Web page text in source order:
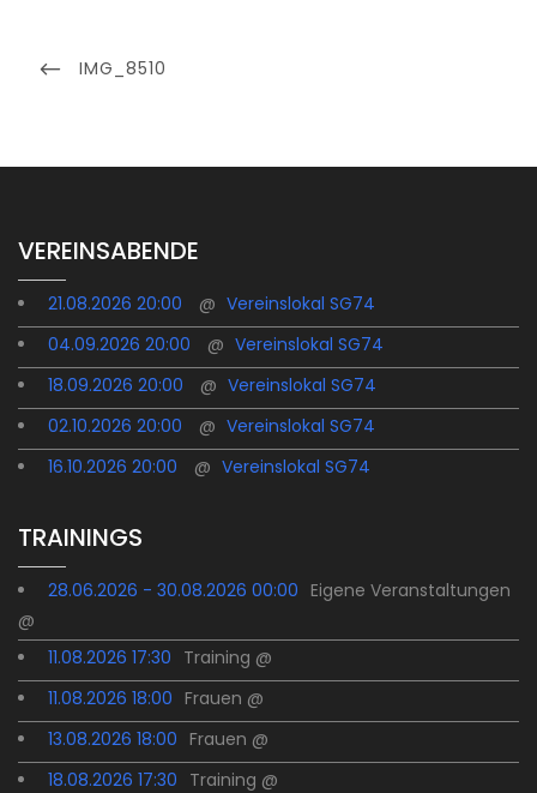
PREVIOUS
IMG_8510
VEREINSABENDE
21.08.2026 20:00 @ Vereinslokal SG74
04.09.2026 20:00
@ Vereinslokal SG74
18.09.2026 20:00
@ Vereinslokal SG74
02.10.2026 20:00
@ Vereinslokal SG74
16.10.2026 20:00
@ Vereinslokal SG74
TRAININGS
28.06.2026 - 30.08.2026 00:00 Eigene Veranstaltungen
@
11.08.2026 17:30 Training @
11.08.2026 18:00 Frauen @
13.08.2026 18:00 Frauen @
18.08.2026 17:30 Training @